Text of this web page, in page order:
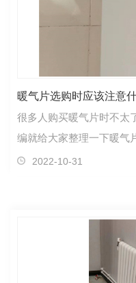
很多人购买暖气片时不太
编就给大家整理一下暖
暖气片 首先观察标志，
2022-10-31